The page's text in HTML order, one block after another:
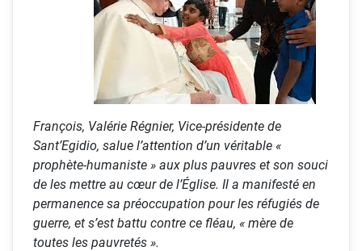
François, Valérie Régnier, Vice-présidente de
Sant’Egidio, salue l’attention d’un véritable «
prophète-humaniste » aux plus pauvres et son souci
de les mettre au cœur de l’Église. Il a manifesté en
permanence sa préoccupation pour les réfugiés de
guerre, et s’est battu contre ce fléau, « mère de
toutes les pauvretés ».